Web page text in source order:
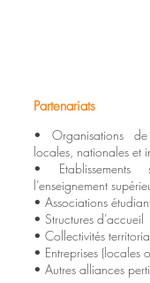
Partenariats
• Organisations
locales, nationales et
•
l’enseignement
• Associations
• Structures d’accueil
• Collectivités
• Entreprises (locales
• Autres alliances